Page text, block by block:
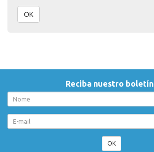
OK
Reciba nuestro boletín
OK